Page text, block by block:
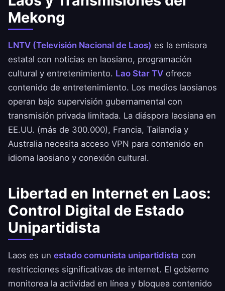
Mekong
LNTV (Televisión Nacional de Laos) es la emisora
estatal con noticias en laosiano, programación
cultural y entretenimiento. Lao Star TV ofrece
contenido de entretenimiento. Los medios laosianos
operan bajo supervisión gubernamental con
transmisión privada limitada. La diáspora laosiana en
EE.UU. (más de 300.000), Francia, Tailandia y
Australia necesita acceso VPN para contenido en
idioma laosiano y conexión cultural.
Libertad en Internet en Laos:
Control Digital de Estado
Unipartidista
Laos es un estado comunista unipartidista con
restricciones significativas de internet. El gobierno
monitorea la actividad en línea y bloquea contenido